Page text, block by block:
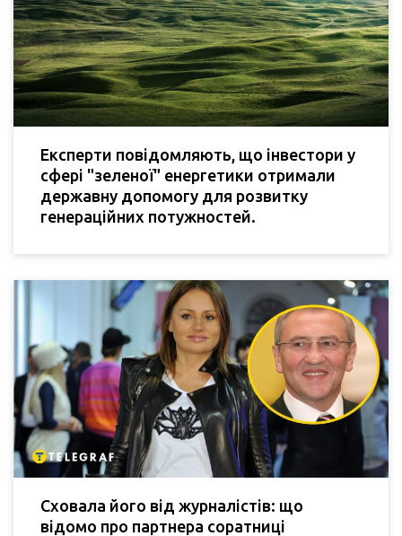
Експерти повідомляють, що інвестори у
сфері "зеленої" енергетики отримали
державну допомогу для розвитку
генераційних потужностей.
Сховала його від журналістів: що
відомо про партнера соратниці